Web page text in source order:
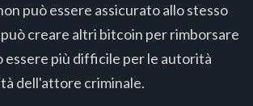
può essere assicurato allo stesso
creare altri bitcoin per rimborsare
essere più difficile per le autorità
dell'attore criminale.